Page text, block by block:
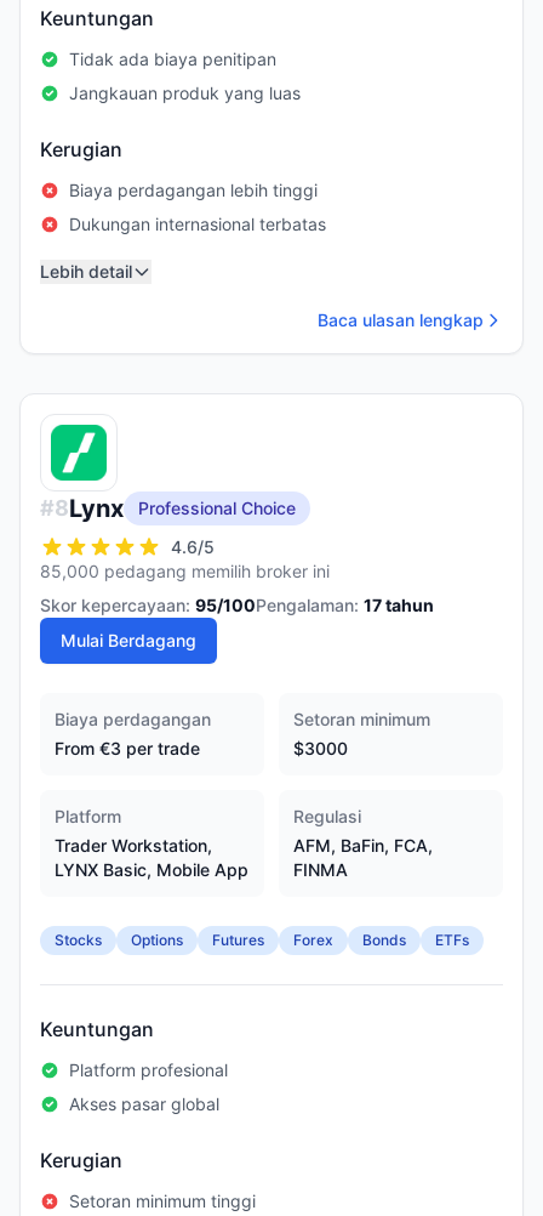
Keuntungan
Tidak ada biaya penitipan
Jangkauan produk yang luas
Kerugian
Biaya perdagangan lebih tinggi
Dukungan internasional terbatas
Lebih detail
Baca ulasan lengkap
#8Lynx
Professional Choice
4.6/5
85,000 pedagang memilih broker ini
Skor kepercayaan: 95/100Pengalaman: 17tahun
Mulai Berdagang
Biaya perdagangan
From €3 per trade
Setoran minimum
$3000
Platform
Trader Workstation,
LYNX Basic, Mobile App
Regulasi
AFM, BaFin, FCA,
FINMA
Stocks Options Futures Forex Bonds ETFs
Keuntungan
Platform profesional
Akses pasar global
Kerugian
Setoran minimum tinggi